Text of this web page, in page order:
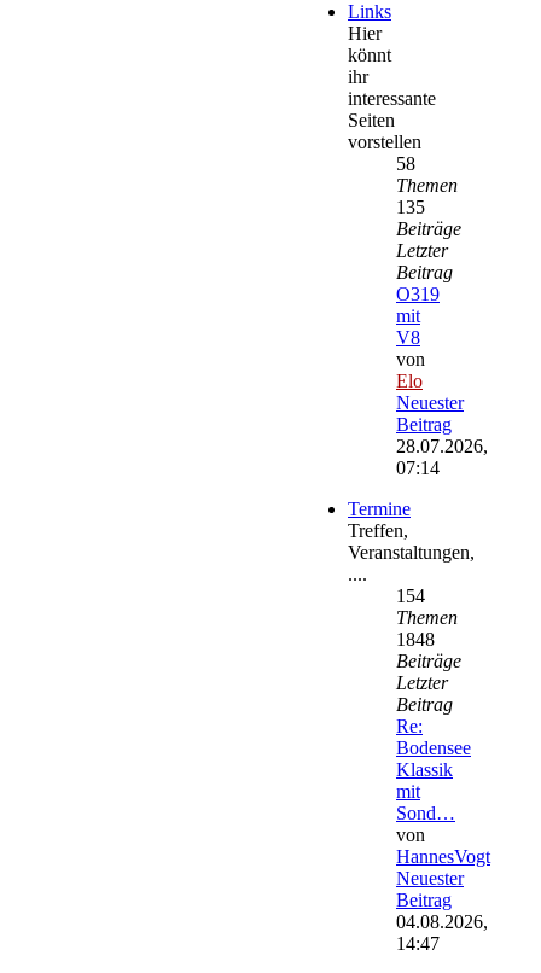
Links
Hier
könnt
ihr
interessante
Seiten
vorstellen
58
Themen
135
Beiträge
Letzter
Beitrag
O319
mit
V8
von
Elo
Neuester
Beitrag
28.07.2026,
07:14
Termine
Treffen,
Veranstaltungen,
....
154
Themen
1848
Beiträge
Letzter
Beitrag
Re:
Bodensee
Klassik
mit
Sond…
von
HannesVogt
Neuester
Beitrag
04.08.2026,
14:47